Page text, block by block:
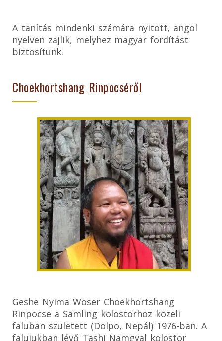
A tanítás mindenki számára nyitott, angol
nyelven zajlik, melyhez magyar fordítást
biztosítunk.
Choekhortshang Rinpocséről
Geshe Nyima Woser Choekhortshang
Rinpocse a Samling kolostorhoz közeli
faluban született (Dolpo, Nepál) 1976-ban. A
falujukban lévő Tashi Namgyal kolostor